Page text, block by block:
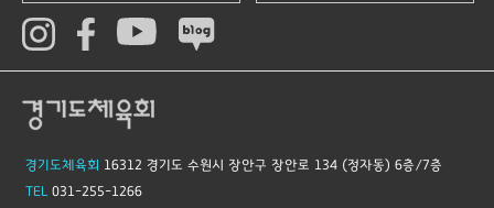
경기도체육회 16312 경기도 수원시 장안구 장안로 134 (정자동) 6층/7층
TEL 031-255-1266